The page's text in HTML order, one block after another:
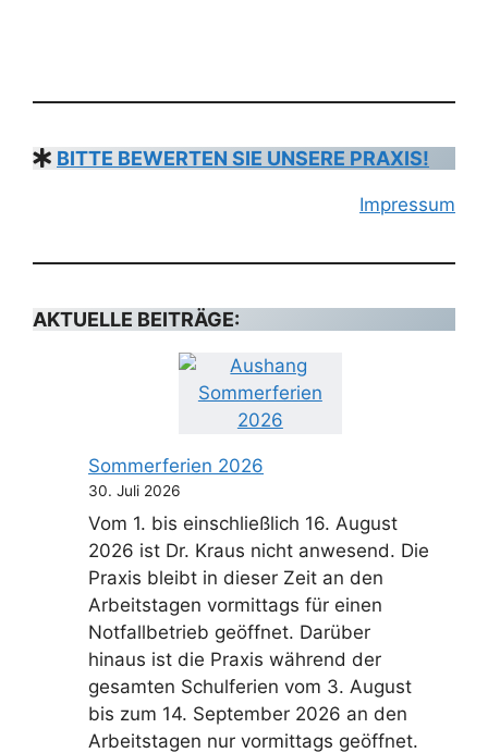
BITTE BEWERTEN SIE UNSERE PRAXIS!
Impressum
AKTUELLE BEITRÄGE:
Sommerferien 2026
30. Juli 2026
Vom 1. bis einschließlich 16. August
2026 ist Dr. Kraus nicht anwesend. Die
Praxis bleibt in dieser Zeit an den
Arbeitstagen vormittags für einen
Notfallbetrieb geöffnet. Darüber
hinaus ist die Praxis während der
gesamten Schulferien vom 3. August
bis zum 14. September 2026 an den
Arbeitstagen nur vormittags geöffnet.